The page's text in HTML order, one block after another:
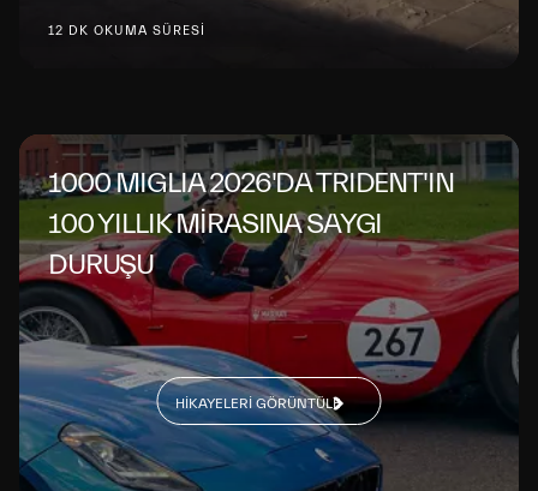
12 DK OKUMA SÜRESİ
1000 MIGLIA 2026'DA TRIDENT'IN
100 YILLIK MİRASINA SAYGI
DURUŞU
HIKAYELERI GÖRÜNTÜLE